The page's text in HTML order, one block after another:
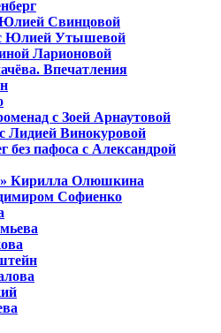
Юлией Свинцовой
Юлией Утышевой
Ларионовой
Впечатления
с Зоей Арнаутовой
Лидией Винокуровой
без пафоса с Александрой
Кирилла Олюшкина
Софиенко